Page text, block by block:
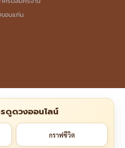
ขอนแก่น
ดูดวงออนไลน์
กราฟชีวิต